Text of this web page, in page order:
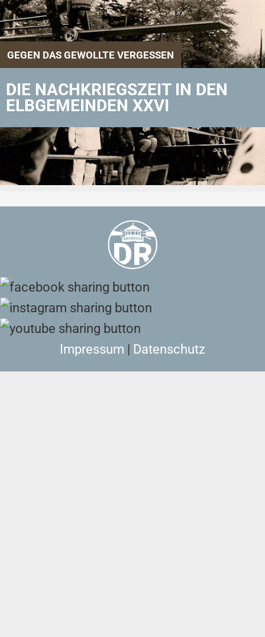
GEGEN DAS GEWOLLTE VERGESSEN
DIE NACHKRIEGSZEIT IN DEN
ELBGEMEINDEN XXVI
Zurück zu Aktuelles
Impressum Datenschutz